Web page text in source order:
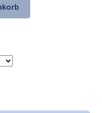
ist:
46,98 €.